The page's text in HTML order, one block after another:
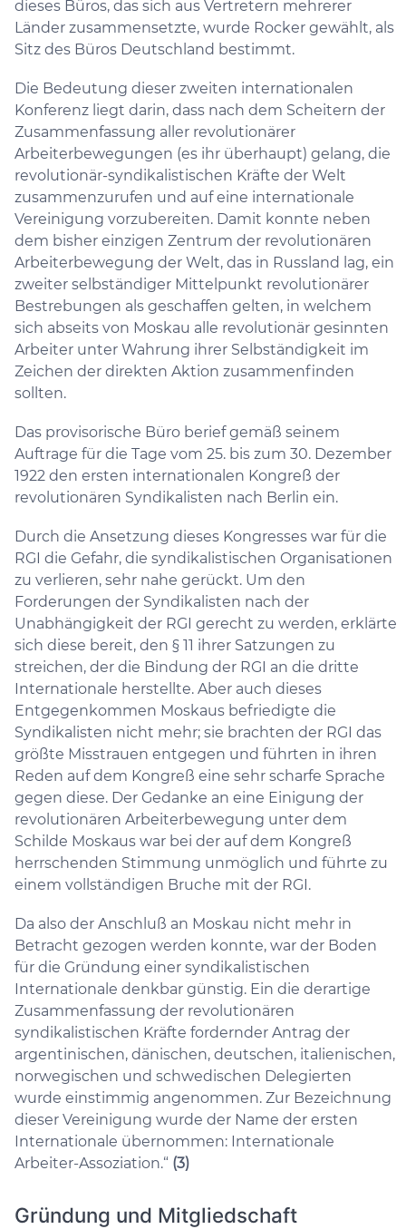
dieses Büros, das sich aus Vertretern mehrerer
Länder zusammensetzte, wurde Rocker gewählt, als
Sitz des Büros Deutschland bestimmt.
Die Bedeutung dieser zweiten internationalen
Konferenz liegt darin, dass nach dem Scheitern der
Zusammenfassung aller revolutionärer
Arbeiterbewegungen (es ihr überhaupt) gelang, die
revolutionär-syndikalistischen Kräfte der Welt
zusammenzurufen und auf eine internationale
Vereinigung vorzubereiten. Damit konnte neben
dem bisher einzigen Zentrum der revolutionären
Arbeiterbewegung der Welt, das in Russland lag, ein
zweiter selbständiger Mittelpunkt revolutionärer
Bestrebungen als geschaffen gelten, in welchem
sich abseits von Moskau alle revolutionär gesinnten
Arbeiter unter Wahrung ihrer Selbständigkeit im
Zeichen der direkten Aktion zusammenfinden
sollten.
Das provisorische Büro berief gemäß seinem
Auftrage für die Tage vom 25. bis zum 30. Dezember
1922 den ersten internationalen Kongreß der
revolutionären Syndikalisten nach Berlin ein.
Durch die Ansetzung dieses Kongresses war für die
RGI die Gefahr, die syndikalistischen Organisationen
zu verlieren, sehr nahe gerückt. Um den
Forderungen der Syndikalisten nach der
Unabhängigkeit der RGI gerecht zu werden, erklärte
sich diese bereit, den § 11 ihrer Satzungen zu
streichen, der die Bindung der RGI an die dritte
Internationale herstellte. Aber auch dieses
Entgegenkommen Moskaus befriedigte die
Syndikalisten nicht mehr; sie brachten der RGI das
größte Misstrauen entgegen und führten in ihren
Reden auf dem Kongreß eine sehr scharfe Sprache
gegen diese. Der Gedanke an eine Einigung der
revolutionären Arbeiterbewegung unter dem
Schilde Moskaus war bei der auf dem Kongreß
herrschenden Stimmung unmöglich und führte zu
einem vollständigen Bruche mit der RGI.
Da also der Anschluß an Moskau nicht mehr in
Betracht gezogen werden konnte, war der Boden
für die Gründung einer syndikalistischen
Internationale denkbar günstig. Ein die derartige
Zusammenfassung der revolutionären
syndikalistischen Kräfte fordernder Antrag der
argentinischen, dänischen, deutschen, italienischen,
norwegischen und schwedischen Delegierten
wurde einstimmig angenommen. Zur Bezeichnung
dieser Vereinigung wurde der Name der ersten
Internationale übernommen: Internationale
Arbeiter-Assoziation.“ (3)
Gründung und Mitgliedschaft